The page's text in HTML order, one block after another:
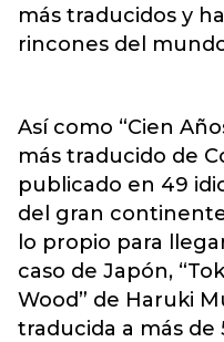
más traducidos y
rincones del
Así como “Cien
más traducido de
publicado en 49
del gran
lo propio para
caso de Japón,
Wood” de Haruki
traducida a más de